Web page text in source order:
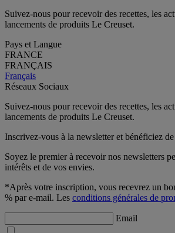
Suivez-nous pour recevoir des recettes, les
lancements de produits Le Creuset.
Pays et Langue
FRANCE
FRANÇAIS
Français
Réseaux Sociaux
Suivez-nous pour recevoir des recettes, les
lancements de produits Le Creuset.
Inscrivez-vous à la newsletter et bénéficiez
Soyez le premier à recevoir nos newsletters
intérêts et de vos envies.
*Après votre inscription, vous recevrez un
% par e-mail. Les conditions générales de
Email